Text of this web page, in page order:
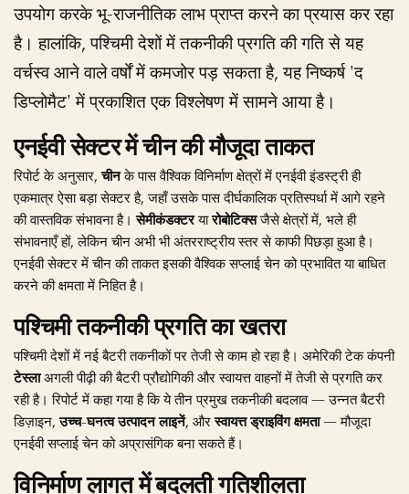
उपयोग करके भू-राजनीतिक लाभ प्राप्त करने का प्रयास कर रहा
है। हालांकि, पश्चिमी देशों में तकनीकी प्रगति की गति से यह
वर्चस्व आने वाले वर्षों में कमजोर पड़ सकता है, यह निष्कर्ष 'द
डिप्लोमैट' में प्रकाशित एक विश्लेषण में सामने आया है।
एनईवी सेक्टर में चीन की मौजूदा ताकत
रिपोर्ट के अनुसार,चीनके पास वैश्विक विनिर्माण क्षेत्रों में एनईवी इंडस्ट्री ही
एकमात्र ऐसा बड़ा सेक्टर है, जहाँ उसके पास दीर्घकालिक प्रतिस्पर्धा में आगे रहने
की वास्तविक संभावना है।सेमीकंडक्टरयारोबोटिक्सजैसे क्षेत्रों में, भले ही
संभावनाएँ हों, लेकिन चीन अभी भी अंतरराष्ट्रीय स्तर से काफी पिछड़ा हुआ है।
एनईवी सेक्टर में चीन की ताकत इसकी वैश्विक सप्लाई चेन को प्रभावित या बाधित
करने की क्षमता में निहित है।
पश्चिमी तकनीकी प्रगति का खतरा
पश्चिमी देशों में नई बैटरी तकनीकों पर तेजी से काम हो रहा है। अमेरिकी टेक कंपनी
टेस्लाअगली पीढ़ी की बैटरी प्रौद्योगिकी और स्वायत्त वाहनों में तेजी से प्रगति कर
रही है। रिपोर्ट में कहा गया है कि ये तीन प्रमुख तकनीकी बदलाव — उन्नत बैटरी
डिज़ाइन,उच्च-घनत्व उत्पादन लाइनें, औरस्वायत्त ड्राइविंग क्षमता— मौजूदा
एनईवी सप्लाई चेन को अप्रासंगिक बना सकते हैं।
विनिर्माण लागत में बदलती गतिशीलता